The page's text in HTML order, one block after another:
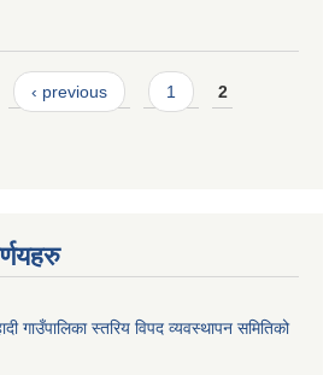
‹ previous 1 2
गाउँपालिका स्तरिय विपद व्यवस्थापन समितिको